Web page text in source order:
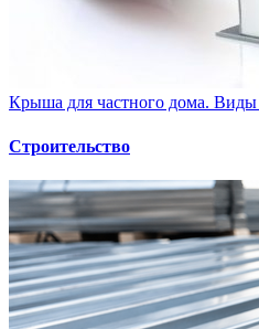
Крыша для частного дома.
Строительство